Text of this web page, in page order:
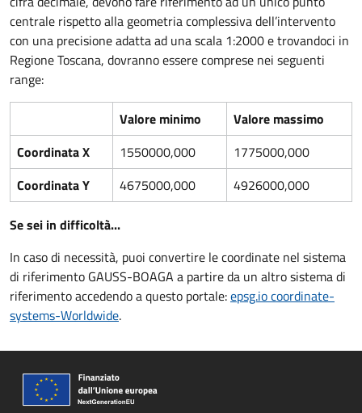
centrale rispetto alla geometria complessiva dell’intervento
con una precisione adatta ad una scala 1:2000 etrovandoci in
Regione Toscana, dovranno essere comprese nei seguenti
range:
Valore minimo
Valore massimo
Coordinata X
1550000,000
1775000,000
Coordinata Y
4675000,000 4926000,000
Se sei in difficoltà...
In caso di necessità, puoi convertire le coordinate nel sistema
di riferimento GAUSS-BOAGA a partire da un altro sistema di
riferimento accedendo a questo portale:epsg.io coordinate-
systems-Worldwide.